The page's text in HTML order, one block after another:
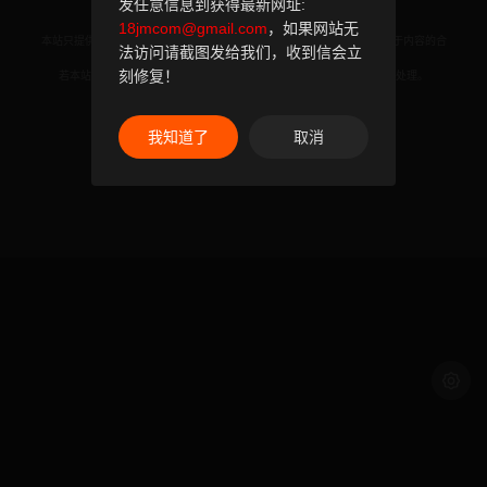
本站只提供WEB页面服务，本站不存储、不制作任何漫画，不承担任何由于内容的合
法性及健康性所引起的争议和法律责任。
若本站收录内容侵犯了您的权益，请附说明联系邮箱，本站将第一时间处理。
© 2024 18jman.com All rights reservd.
发任意信息到获得最新网址:
18jmcom@gmail.com，如果网站无
法访问请截图发给我们，收到信会立
刻修复！
我知道了 取消